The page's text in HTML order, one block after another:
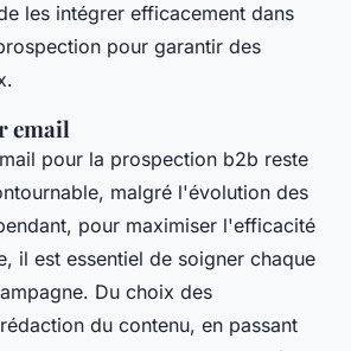
les intégrer efficacement dans
pour garantir des
email
pour la prospection b2b reste
malgré l'évolution des
pour maximiser l'efficacité
il est essentiel de soigner chaque
Du choix des
du contenu, en passant